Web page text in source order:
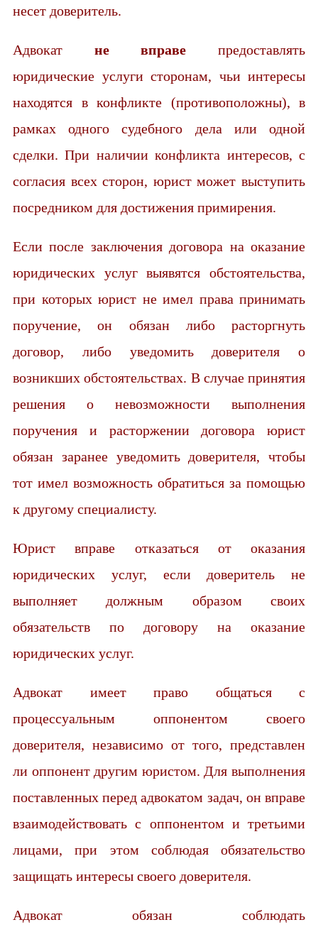
несет доверитель.
Адвокат не вправе предоставлять
юридические услуги сторонам, чьи интересы
находятся в конфликте (противоположны), в
рамках одного судебного дела или одной
сделки. При наличии конфликта интересов, с
согласия всех сторон, юрист может выступить
посредником для достижения примирения.
Если после заключения договора на оказание
юридических услуг выявятся обстоятельства,
при которых юрист не имел права принимать
поручение, он обязан либо расторгнуть
договор, либо уведомить доверителя о
возникших обстоятельствах. В случае принятия
решения о невозможности выполнения
поручения и расторжении договора юрист
обязан заранее уведомить доверителя, чтобы
тот имел возможность обратиться за помощью
к другому специалисту.
Юрист вправе отказаться от оказания
юридических услуг, если доверитель не
выполняет должным образом своих
обязательств по договору на оказание
юридических услуг.
Адвокат имеет право общаться с
процессуальным оппонентом своего
доверителя, независимо от того, представлен
ли оппонент другим юристом. Для выполнения
поставленных перед адвокатом задач, он вправе
взаимодействовать с оппонентом и третьими
лицами, при этом соблюдая обязательство
защищать интересы своего доверителя.
Адвокат обязан соблюдать